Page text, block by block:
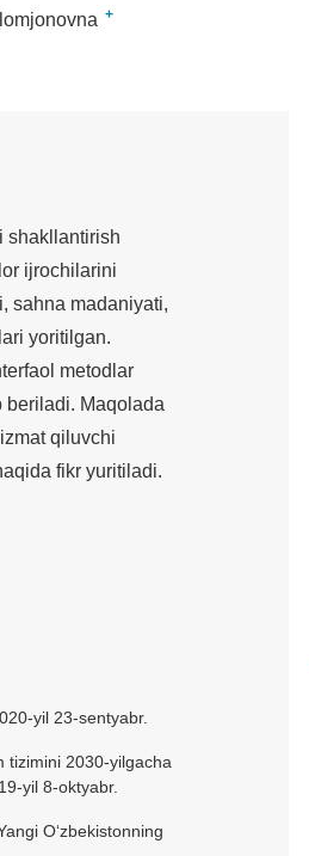
+
shakllantirish
ijrochilarini
sahna madaniyati,
yoritilgan.
metodlar
beriladi. Maqolada
qiluvchi
fikr yuritiladi.
yil 23-sentyabr.
tizimini 2030-yilgacha
yil 8-oktyabr.
Oʻzbekistonning